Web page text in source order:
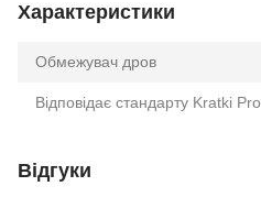
Характеристики
Обмежувач дров
Відповідає стандарту Kratki Pro
Відгуки